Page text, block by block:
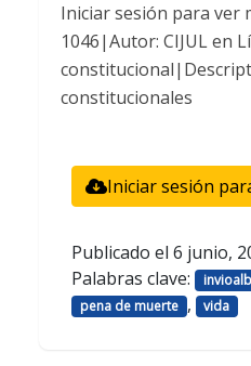
Iniciar sesión para ver
1046|Autor: CIJUL en
constitucionales
Iniciar sesión
Publicado el 6 junio,
Palabras clave:
pena de muerte , vida